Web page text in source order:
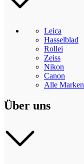
Leica
Hasselblad
Rollei
Zeiss
Nikon
Canon
Alle Marken
Über uns